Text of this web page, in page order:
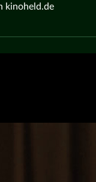
kinoheld.de